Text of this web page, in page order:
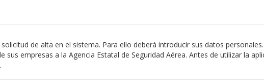
de alta en el sistema. Para ello deberá introducir sus datos
empresas a la Agencia Estatal de Seguridad Aérea. Antes de utilizar la